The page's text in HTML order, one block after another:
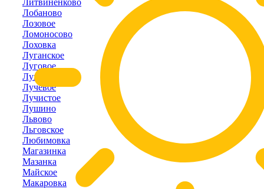
Лобаново
Лозовое
Ломоносово
Лоховка
Луганское
Луговое
Лужки
Лучевое
Лучистое
Лушино
Львово
Льговское
Любимовка
Магазинка
Мазанка
Майское
Макаровка